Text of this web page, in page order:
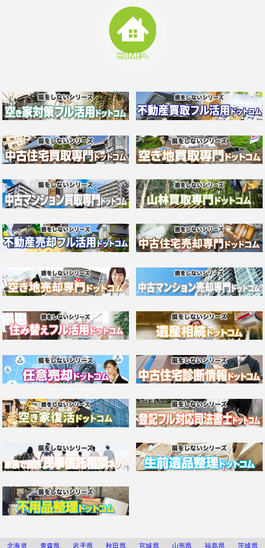
北海道 青森県 岩手県 秋田県 宮城県 山形県 福島県 茨城県